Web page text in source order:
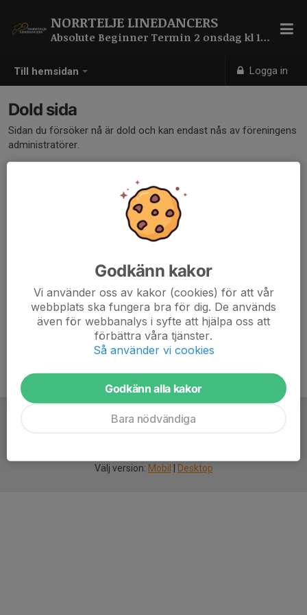
Till hemsidan Logga in
NORRTELJE LINEDANCERS
Absolute Beginner Termin 2 onsdag kl 19:30
Dold sida
Sidan du försöker nå är dold och kan endast nås av föreningens
administratörer.
Välj version: Mobil Desktop
Godkänn kakor
Vi använder oss av kakor (cookies) för att vår
webbplats ska fungera bra för dig. De används
även för webbanalys i syfte att hjälpa oss att
förbättra våra tjänster.
Så använder vi cookies
Godkänn alla kakor
Bara nödvändiga